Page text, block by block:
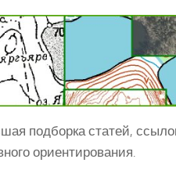
подборка статей,
ориентирования.